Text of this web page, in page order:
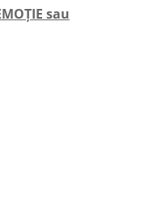
sau